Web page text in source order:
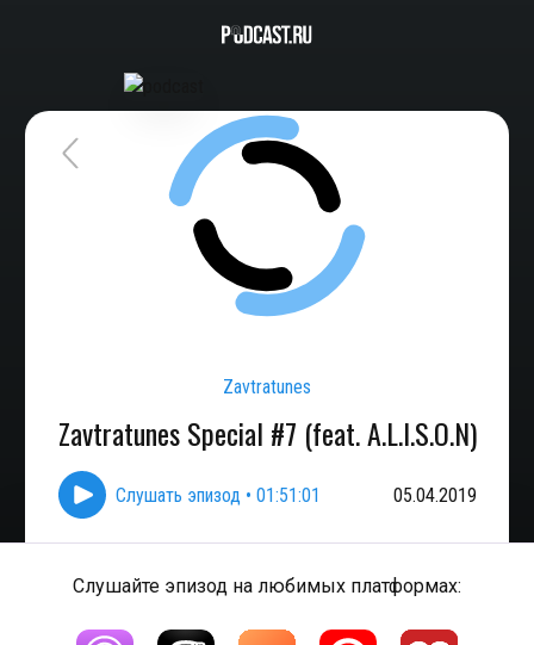
Zavtratunes
Zavtratunes Special #7 (feat. A.L.I.S.O.N)
Слушать эпизод • 01:51:01 05.04.2019
Слушайте эпизод на любимых платформах: